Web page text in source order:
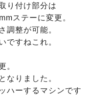
り付け部分は
ステーに変更。
調整が可能。
ですねこれ。
。
なりました。
ハーするマシンです